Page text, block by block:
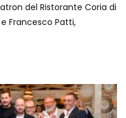
del Ristorante Coria di
Francesco Patti,